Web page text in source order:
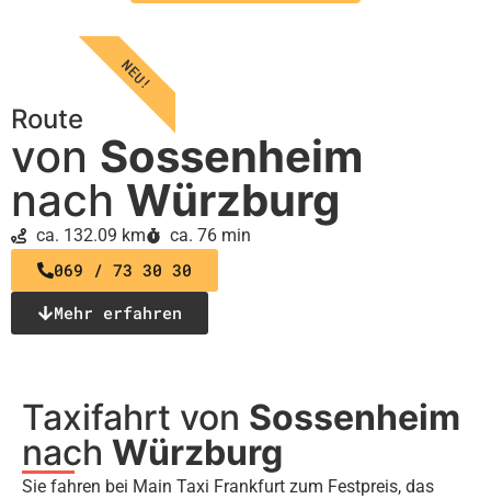
Route
von Sossenheim
nach Würzburg
ca. 132.09 km ca. 76 min
069 / 73 30 30
Mehr erfahren
NEU!
Taxifahrt von Sossenheim
nach Würzburg
Sie fahren bei Main Taxi Frankfurt zum Festpreis, das